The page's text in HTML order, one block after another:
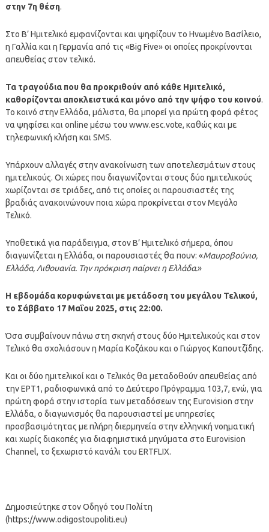
στην 7η θέση.
Στο Β’ Ημιτελικό εμφανίζονται και ψηφίζουν το Ηνωμένο Βασίλειο,
η Γαλλία και η Γερμανία από τις «Big Five» οι οποίες προκρίνονται
απευθείας στον τελικό.
Τα τραγούδια που θα προκριθούν από κάθε Ημιτελικό,
καθορίζονται αποκλειστικά και μόνο από την ψήφο του κοινού.
Το κοινό στην Ελλάδα, μάλιστα, θα μπορεί για πρώτη φορά φέτος
να ψηφίσει και online μέσω του www.esc.vote, καθώς και με
τηλεφωνική κλήση και SMS.
Υπάρχουν αλλαγές στην ανακοίνωση των αποτελεσμάτων στους
ημιτελικούς. Οι χώρες που διαγωνίζονται στους δύο ημιτελικούς
χωρίζονται σε τριάδες, από τις οποίες οι παρουσιαστές της
βραδιάς ανακοινώνουν ποια χώρα προκρίνεται στον Μεγάλο
Τελικό.
Υποθετικά για παράδειγμα, στον Β’ Ημιτελικό σήμερα, όπου
διαγωνίζεται η Ελλάδα, οι παρουσιαστές θα πουν: «Μαυροβούνιο,
Ελλάδα, Λιθουανία. Την πρόκριση παίρνει η Ελλάδα.»
Η εβδομάδα κορυφώνεται με μετάδοση του μεγάλου Τελικού,
το Σάββατο 17 Μαΐου 2025, στις 22:00.
Όσα συμβαίνουν πάνω στη σκηνή στους δύο Ημιτελικούς και στον
Τελικό θα σχολιάσουν η Μαρία Κοζάκου και ο Γιώργος Καπουτζίδης.
Και οι δύο ημιτελικοί και ο Τελικός θα μεταδοθούν απευθείας από
την ΕΡΤ1, ραδιοφωνικά από το Δεύτερο Πρόγραμμα 103,7, ενώ, για
πρώτη φορά στην ιστορία των μεταδόσεων της Eurovision στην
Ελλάδα, ο διαγωνισμός θα παρουσιαστεί με υπηρεσίες
προσβασιμότητας με πλήρη διερμηνεία στην ελληνική νοηματική
και χωρίς διακοπές για διαφημιστικά μηνύματα στο Eurovision
Channel, το ξεχωριστό κανάλι του ERTFLIX.
Δημοσιεύτηκε στον Οδηγό του Πολίτη
(https://www.odigostoupoliti.eu)